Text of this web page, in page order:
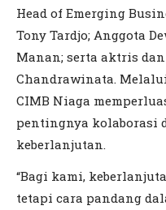
Head of Emerging
Tony Tardjo; Anggota
Manan; serta aktris
Chandrawinata.
CIMB Niaga
pentingnya kolaborasi
keberlanjutan.
“Bagi kami,
tetapi cara pandang